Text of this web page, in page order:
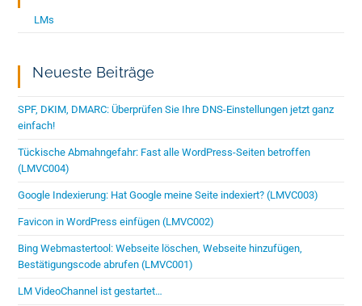
LMs
Neueste Beiträge
SPF, DKIM, DMARC: Überprüfen Sie Ihre DNS-Einstellungen jetzt ganz
einfach!
Tückische Abmahngefahr: Fast alle WordPress-Seiten betroffen
(LMVC004)
Google Indexierung: Hat Google meine Seite indexiert? (LMVC003)
Favicon in WordPress einfügen (LMVC002)
Bing Webmastertool: Webseite löschen, Webseite hinzufügen,
Bestätigungscode abrufen (LMVC001)
LM VideoChannel ist gestartet…